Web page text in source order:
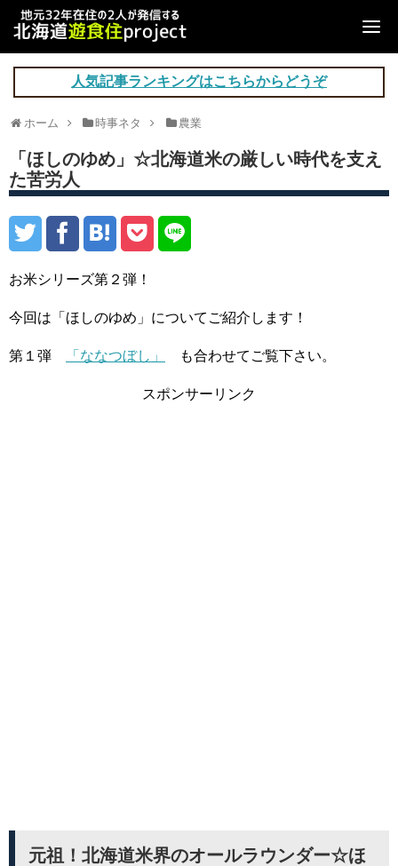
人気記事ランキングはこちらからどうぞ
ホーム 時事ネタ 農業
「ほしのゆめ」☆北海道米の厳しい時代を支え
た苦労人
お米シリーズ第２弾！
今回は「ほしのゆめ」についてご紹介します！
第１弾 「ななつぼし」 も合わせてご覧下さい。
スポンサーリンク
元祖！北海道米界のオールラウンダー☆ほ